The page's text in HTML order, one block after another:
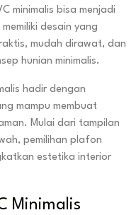
minimalis bisa menjadi
desain yang
mudah dirawat, dan
hunian minimalis.
hadir dengan
mampu membuat
Mulai dari tampilan
pemilihan plafon
estetika interior
Minimalis